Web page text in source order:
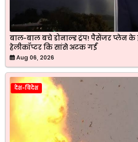
बाल-बाल बचे डोनाल्ड ट्रंप! पैसेंजर प्लेन के
हेलीकॉप्टर कि सांसे अटक गईं
Aug 06, 2026
देश-विदेश